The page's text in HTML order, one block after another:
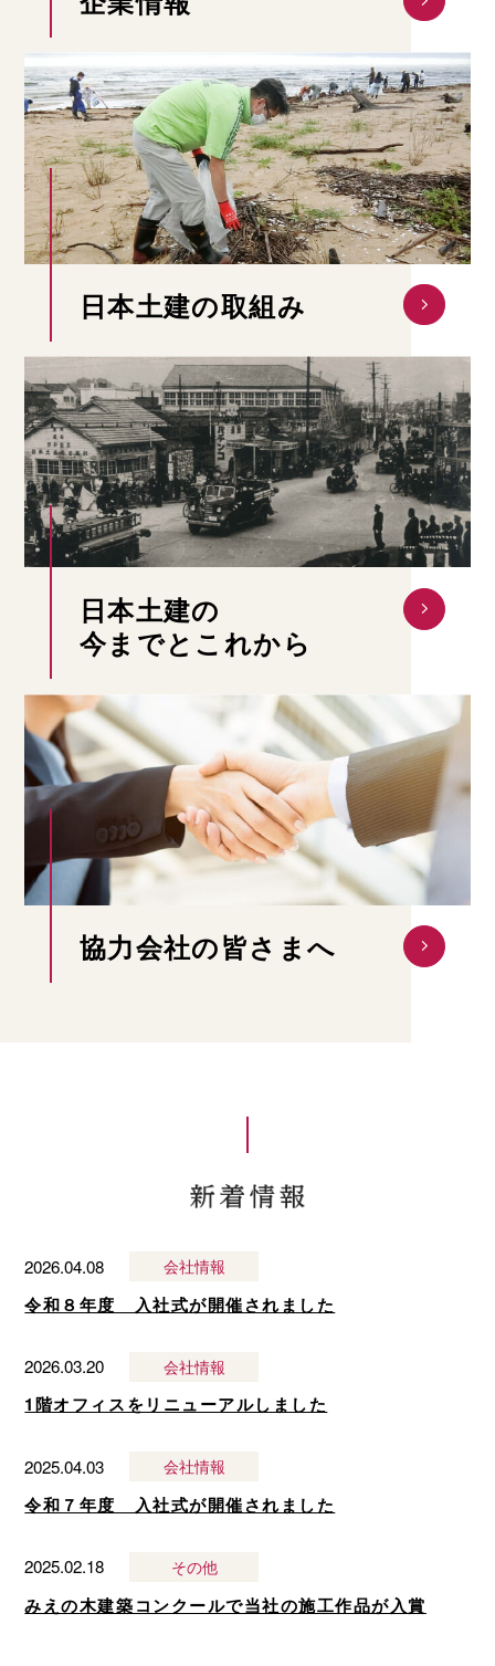
日本土建の取組み
日本土建の
今までとこれから
協力会社の皆さまへ
2026.04.08 会社情報
令和８年度 入社式が開催されました
2026.03.20 会社情報
1階オフィスをリニューアルしました
2025.04.03 会社情報
令和７年度 入社式が開催されました
2025.02.18 その他
みえの木建築コンクールで当社の施工作品が入賞